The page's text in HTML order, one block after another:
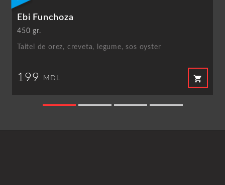
Ebi Funchoza
450 gr.
Taitei de orez, creveta, legume, sos oyster
199 MDL shopping_cart